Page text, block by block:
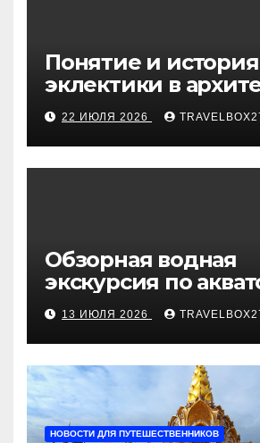
Понятие и история
эклектики в
дизайне
22 ИЮЛЯ 2026
Обзорная водная
экскурсия по
бухты Песчаная
13 ИЮЛЯ 2026
НОВОСТИ ДЛЯ ПУТЕШЕСТВЕННИКОВ